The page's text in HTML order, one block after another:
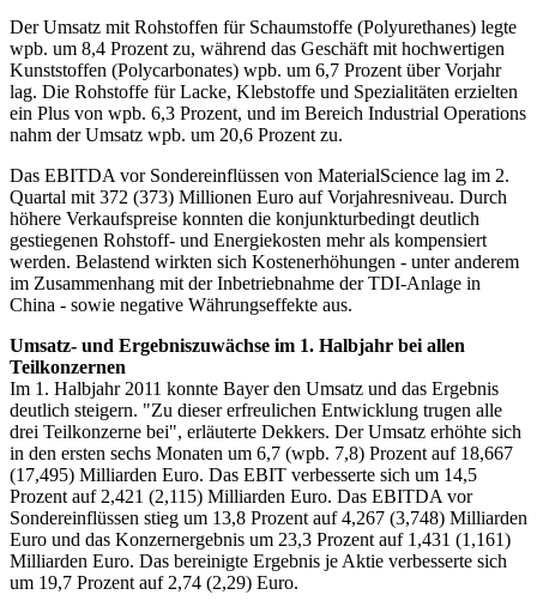
Der Umsatz mit Rohstoffen für Schaumstoffe (Polyurethanes) legte
wpb. um 8,4 Prozent zu, während das Geschäft mit hochwertigen
Kunststoffen (Polycarbonates) wpb. um 6,7 Prozent über Vorjahr
lag. Die Rohstoffe für Lacke, Klebstoffe und Spezialitäten erzielten
ein Plus von wpb. 6,3 Prozent, und im Bereich Industrial Operations
nahm der Umsatz wpb. um 20,6 Prozent zu.
Das EBITDA vor Sondereinflüssen von MaterialScience lag im 2.
Quartal mit 372 (373) Millionen Euro auf Vorjahresniveau. Durch
höhere Verkaufspreise konnten die konjunkturbedingt deutlich
gestiegenen Rohstoff- und Energiekosten mehr als kompensiert
werden. Belastend wirkten sich Kostenerhöhungen - unter anderem
im Zusammenhang mit der Inbetriebnahme der TDI-Anlage in
China - sowie negative Währungseffekte aus.
Umsatz- und Ergebniszuwächse im 1. Halbjahr bei allen
Teilkonzernen
Im 1. Halbjahr 2011 konnte Bayer den Umsatz und das Ergebnis
deutlich steigern. "Zu dieser erfreulichen Entwicklung trugen alle
drei Teilkonzerne bei", erläuterte Dekkers. Der Umsatz erhöhte sich
in den ersten sechs Monaten um 6,7 (wpb. 7,8) Prozent auf 18,667
(17,495) Milliarden Euro. Das EBIT verbesserte sich um 14,5
Prozent auf 2,421 (2,115) Milliarden Euro. Das EBITDA vor
Sondereinflüssen stieg um 13,8 Prozent auf 4,267 (3,748) Milliarden
Euro und das Konzernergebnis um 23,3 Prozent auf 1,431 (1,161)
Milliarden Euro. Das bereinigte Ergebnis je Aktie verbesserte sich
um 19,7 Prozent auf 2,74 (2,29) Euro.